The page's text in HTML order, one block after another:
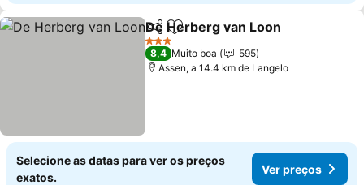
PartilharAdicionar aos favoritos
De Herberg van Loon
3 Estrelas
8,4 Muito boa
595
Assen, a 14.4 km de Langelo
Selecione as datas para ver os preços
exatos.
Ver preços